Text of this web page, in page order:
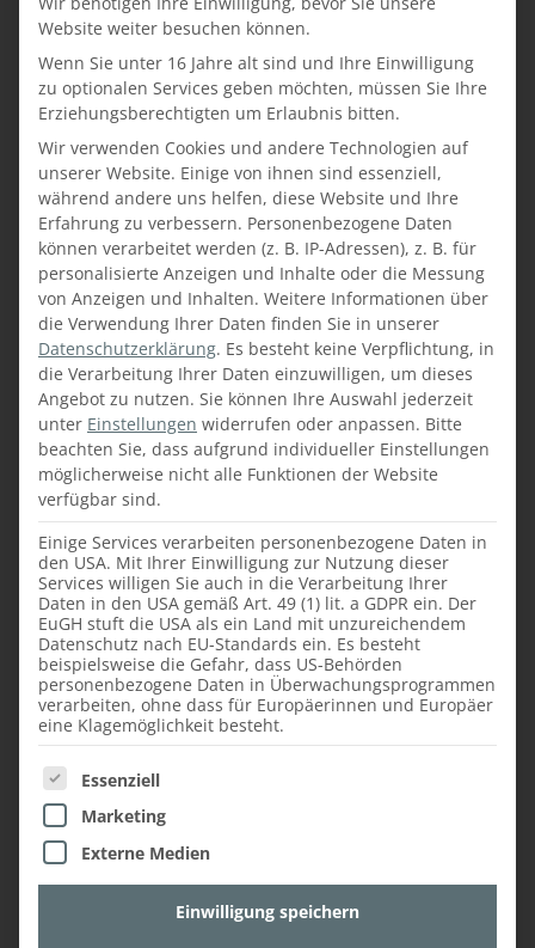
BODENTRENDS 2020:
ELEGANTE STEINBÖDEN
AUS MARMOR
Marmorböden erleben in diesem Jahr ihr
Comeback! Das edle Material punktet mit
vielen Vorteilen, da es sich sehrleicht
reinigenlässt und gerade fürAllergiker
sehr geeignetist, da es keine Spalten gibt, in
denen sich Staub und anderen
Verschmutzungen sammeln können.
Die Oberfläche von Marmor istwasserfest,
dadurch eignet sich dieses Material auch für
die Küche. Allerdings zerbrechen Gläser und
andere Küchenutensilien natürlich vermehrt
auf dem harten Marmorboden als auf einem
eher weicheren Vinylboden. Außerdem
reagiert nicht versiegelter Marmor auf Wein,
Essig und Fruchtsäuren sehr empfindlich.
Marmorböden sind in der Anschaffung recht
teuer und müssen bei stärkerer
Beanspruchung nach einigen Jahren von
einem Fachmann nachpoliert werden, damit
der Marmor wieder an allen Stellen
gleichmäßig glänzt.
Website weiter besuchen können.
Wenn Sie unter 16 Jahre alt sind und Ihre Einwilligung
zu optionalen Services geben möchten, müssen Sie Ihre
Erziehungsberechtigten um Erlaubnis bitten.
Wir verwenden Cookies und andere Technologien auf
unserer Website. Einige von ihnen sind essenziell,
während andere uns helfen, diese Website und Ihre
Erfahrung zu verbessern. Personenbezogene Daten
können verarbeitet werden (z. B. IP-Adressen), z. B. für
personalisierte Anzeigen und Inhalte oder die Messung
von Anzeigen und Inhalten. Weitere Informationen über
die Verwendung Ihrer Daten finden Sie in unserer
Datenschutzerklärung. Es besteht keine Verpflichtung, in
die Verarbeitung Ihrer Daten einzuwilligen, um dieses
Angebot zu nutzen. Sie können Ihre Auswahl jederzeit
unter Einstellungen widerrufen oder anpassen. Bitte
beachten Sie, dass aufgrund individueller Einstellungen
möglicherweise nicht alle Funktionen der Website
verfügbar sind.
Einige Services verarbeiten personenbezogene Daten in
den USA. Mit Ihrer Einwilligung zur Nutzung dieser
Services willigen Sie auch in die Verarbeitung Ihrer
Daten in den USA gemäß Art. 49 (1) lit. a GDPR ein. Der
EuGH stuft die USA als ein Land mit unzureichendem
Datenschutz nach EU-Standards ein. Es besteht
beispielsweise die Gefahr, dass US-Behörden
personenbezogene Daten in Überwachungsprogrammen
verarbeiten, ohne dass für Europäerinnen und Europäer
eine Klagemöglichkeit besteht.
Es folgt eine Liste der Service-Gruppen, für die
Essenziell
Marketing
Externe Medien
Einwilligung speichern